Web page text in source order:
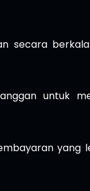
secara
untuk
yang